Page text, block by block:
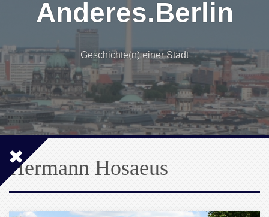
Anderes.Berlin
Geschichte(n) einer Stadt
Hermann Hosaeus